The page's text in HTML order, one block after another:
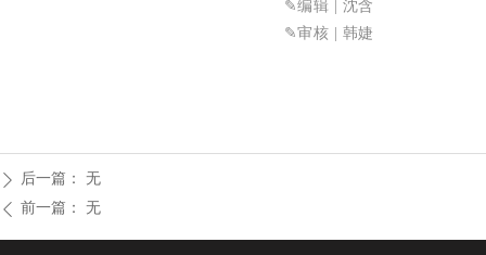
✎编辑 | 沈含
✎审核 | 韩婕
ꄴ 前一篇： 无
ꄲ 后一篇： 无